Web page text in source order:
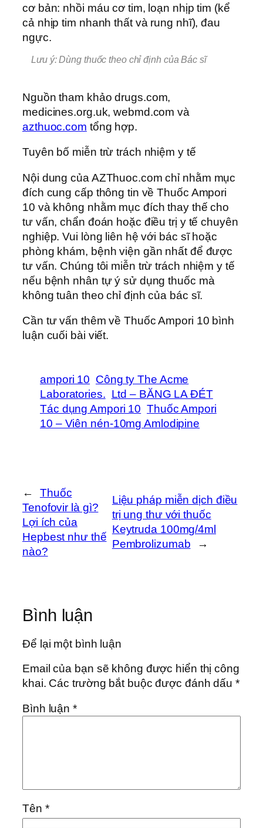
cơ bản: nhồi máu cơ tim, loạn nhịp tim (kể
cả nhịp tim nhanh thất và rung nhĩ), đau
ngực.
Lưu ý: Dùng thuốc theo chỉ định của Bác sĩ
Nguồn tham khảo drugs.com,
medicines.org.uk, webmd.com và
azthuoc.com tổng hợp.
Tuyên bố miễn trừ trách nhiệm y tế
Nội dung của AZThuoc.com chỉ nhằm mục
đích cung cấp thông tin về Thuốc Ampori
10 và không nhằm mục đích thay thế cho
tư vấn, chẩn đoán hoặc điều trị y tế chuyên
nghiệp. Vui lòng liên hệ với bác sĩ hoặc
phòng khám, bệnh viện gần nhất để được
tư vấn. Chúng tôi miễn trừ trách nhiệm y tế
nếu bệnh nhân tự ý sử dụng thuốc mà
không tuân theo chỉ định của bác sĩ.
Cần tư vấn thêm về Thuốc Ampori 10 bình
luận cuối bài viết.
ampori 10 Công ty The Acme
Laboratories. Ltd – BĂNG LA ĐÉT
Tác dụng Ampori 10 Thuốc Ampori
10 – Viên nén-10mg Amlodipine
←
Thuốc
Tenofovir là gì?
Lợi ích của
Hepbest như thế
nào?
Liệu pháp miễn dịch điều
trị ung thư với thuốc
Keytruda 100mg/4ml
Pembrolizumab
→
Bình luận
Để lại một bình luận
Email của bạn sẽ không được hiển thị công
khai. Các trường bắt buộc được đánh dấu*
Bình luận*
Tên *